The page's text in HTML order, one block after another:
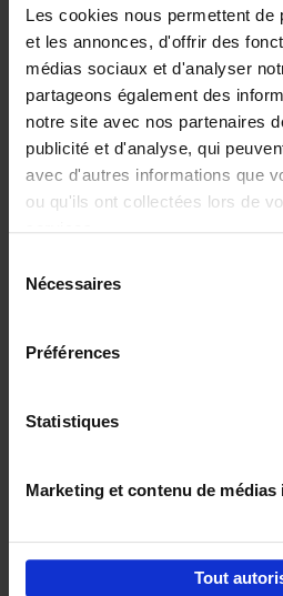
Les cookies nous permettent de
et les annonces, d'offrir des
médias sociaux et d'analyser
partageons également des
notre site avec nos partenaires
publicité et d'analyse, qui
avec d'autres informations que
ou qu'ils ont collectées lors de
Nécessaires
Préférences
Statistiques
Marketing et contenu de médias
Tout
Building
Business
Jochen Roef
Couverture
€29,99
Digital